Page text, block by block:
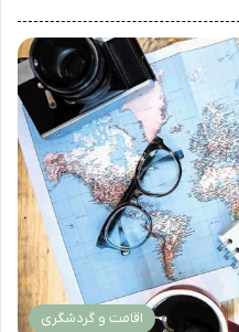
اقامت و گردشگری